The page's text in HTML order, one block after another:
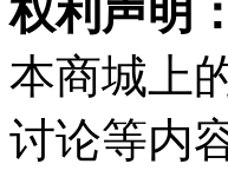
权利声明：
本商城上
讨论等内